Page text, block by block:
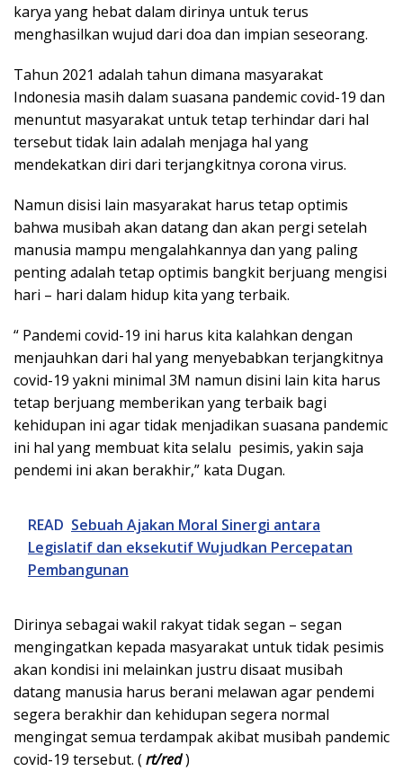
karya yang hebat dalam dirinya untuk terus
menghasilkan wujud dari doa dan impian seseorang.
Tahun 2021 adalah tahun dimana masyarakat
Indonesia masih dalam suasana pandemic covid-19 dan
menuntut masyarakat untuk tetap terhindar dari hal
tersebut tidak lain adalah menjaga hal yang
mendekatkan diri dari terjangkitnya corona virus.
Namun disisi lain masyarakat harus tetap optimis
bahwa musibah akan datang dan akan pergi setelah
manusia mampu mengalahkannya dan yang paling
penting adalah tetap optimis bangkit berjuang mengisi
hari – hari dalam hidup kita yang terbaik.
“ Pandemi covid-19 ini harus kita kalahkan dengan
menjauhkan dari hal yang menyebabkan terjangkitnya
covid-19 yakni minimal 3M namun disini lain kita harus
tetap berjuang memberikan yang terbaik bagi
kehidupan ini agar tidak menjadikan suasana pandemic
ini hal yang membuat kita selalu pesimis, yakin saja
pendemi ini akan berakhir,” kata Dugan.
READ Sebuah Ajakan Moral Sinergi antara
Legislatif dan eksekutif Wujudkan Percepatan
Pembangunan
Dirinya sebagai wakil rakyat tidak segan – segan
mengingatkan kepada masyarakat untuk tidak pesimis
akan kondisi ini melainkan justru disaat musibah
datang manusia harus berani melawan agar pendemi
segera berakhir dan kehidupan segera normal
mengingat semua terdampak akibat musibah pandemic
covid-19 tersebut. (rt/red)